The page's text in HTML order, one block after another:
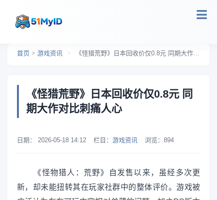
首页 > 游戏资讯 > 《怪猎荒野》日本回收价仅0.8元 同期大作对比刺痛人心
《怪猎荒野》日本回收价仅0.8元 同
期大作对比刺痛人心
日期： 2026-05-18 14:12 栏目： 游戏资讯 浏览： 894
《怪物猎人：荒野》自发售以来，虽经多次更
新，却未能扭转其在玩家社群中的整体评价。游戏被